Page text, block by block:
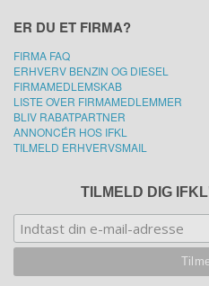
ER DU ET FIRMA?
FIRMA FAQ
ERHVERV BENZIN OG DIESEL
FIRMAMEDLEMSKAB
LISTE OVER FIRMAMEDLEMMER
BLIV RABATPARTNER
ANNONCÉR HOS IFKL
TILMELD ERHVERVSMAIL
TILMELD DIG